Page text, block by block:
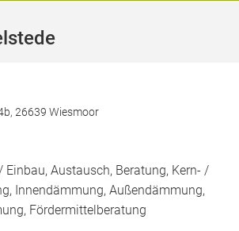
26639 Wiesmoor
Austausch, Beratung, Kern- /
Innendämmung, Außendämmung,
Fördermittelberatung